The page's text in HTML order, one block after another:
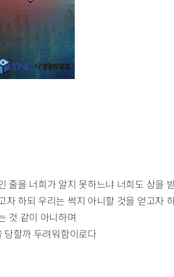
을 너희가 알지 못하느냐 너희도 상을
하되 우리는 썩지 아니할 것을 얻고자
것 같이 아니하며
할까 두려워함이로다